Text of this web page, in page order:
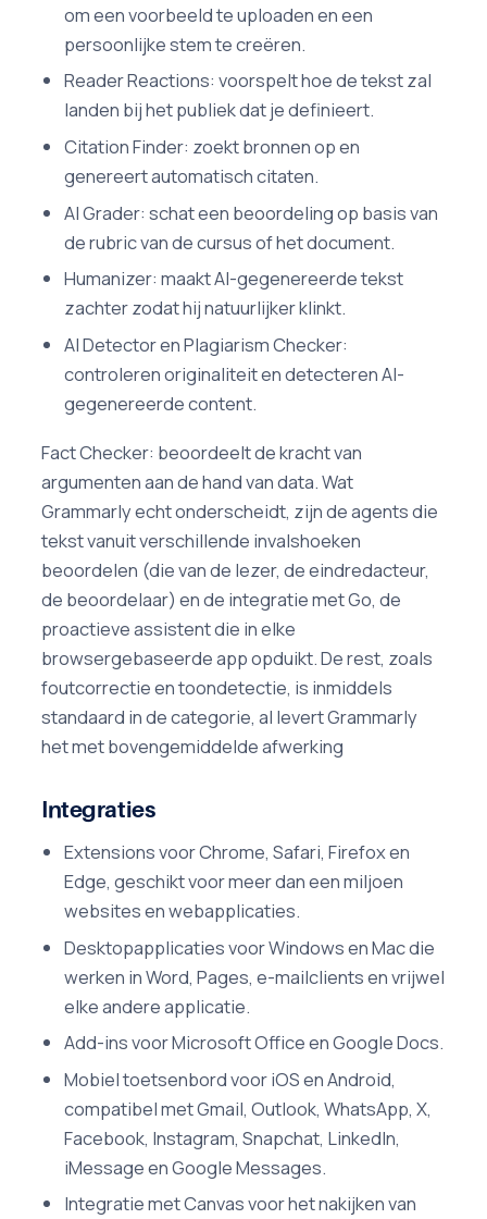
om een voorbeeld te uploaden en een
persoonlijke stem te creëren.
Reader Reactions: voorspelt hoe de tekst zal
landen bij het publiek dat je definieert.
Citation Finder: zoekt bronnen op en
genereert automatisch citaten.
AI Grader: schat een beoordeling op basis van
de rubric van de cursus of het document.
Humanizer: maakt AI-gegenereerde tekst
zachter zodat hij natuurlijker klinkt.
AI Detector en Plagiarism Checker:
controleren originaliteit en detecteren AI-
gegenereerde content.
Fact Checker: beoordeelt de kracht van
argumenten aan de hand van data. Wat
Grammarly echt onderscheidt, zijn de agents die
tekst vanuit verschillende invalshoeken
beoordelen (die van de lezer, de eindredacteur,
de beoordelaar) en de integratie met Go, de
proactieve assistent die in elke
browsergebaseerde app opduikt. De rest, zoals
foutcorrectie en toondetectie, is inmiddels
standaard in de categorie, al levert Grammarly
het met bovengemiddelde afwerking
Integraties
Extensions voor Chrome, Safari, Firefox en
Edge, geschikt voor meer dan een miljoen
websites en webapplicaties.
Desktopapplicaties voor Windows en Mac die
werken in Word, Pages, e-mailclients en vrijwel
elke andere applicatie.
Add-ins voor Microsoft Office en Google Docs.
Mobiel toetsenbord voor iOS en Android,
compatibel met Gmail, Outlook, WhatsApp, X,
Facebook, Instagram, Snapchat, LinkedIn,
iMessage en Google Messages.
Integratie met Canvas voor het nakijken van